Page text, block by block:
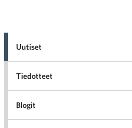
Uutiset
Tiedotteet
Blogit